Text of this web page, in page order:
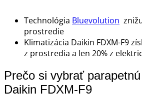
Technológia Bluevolution
prostredie
Klimatizácia Daikin FDXM-F9
z prostredia a len 20% z
Prečo si vybrať
Daikin FDXM-F9